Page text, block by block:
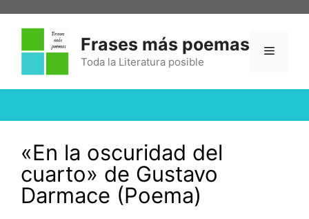
Frases más poemas
Toda la Literatura posible
«En la oscuridad del
cuarto» de Gustavo
Darmace (Poema)